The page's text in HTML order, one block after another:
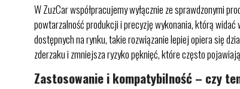
W ZuzCar współpracujemy wyłącznie ze sprawdzonymi
powtarzalność produkcji i precyzję wykonania, którą widać
dostępnych na rynku, takie rozwiązanie lepiej opiera się
zderzaku i zmniejsza ryzyko pęknięć, które często
Zastosowanie i kompatybilność – czy